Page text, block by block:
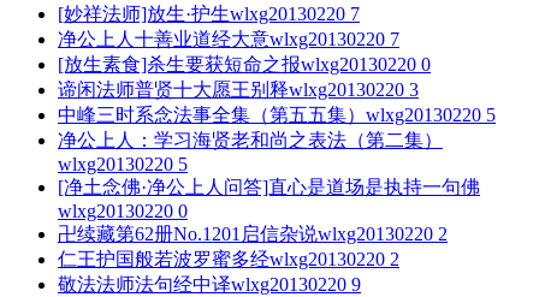
[妙祥法师]放生·护生wlxg20130220 7
净公上人十善业道经大意wlxg20130220 7
[放生素食]杀生要获短命之报wlxg20130220 0
谛闲法师普贤十大愿王别释wlxg20130220 3
中峰三时系念法事全集（第五五集） wlxg20130220 5
净公上人：学习海贤老和尚之表法（第二集）
wlxg20130220 5
[净土念佛·净公上人问答]直心是道场是执持一句佛
wlxg20130220 0
卍续藏第62册No.1201启信杂说wlxg20130220 2
仁王护国般若波罗蜜多经wlxg20130220 2
敬法法师法句经中译wlxg20130220 9